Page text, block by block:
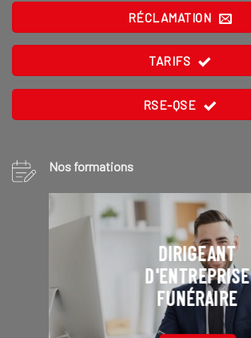
RÉCLAMATION
TARIFS
RSE-QSE
Nos formations
DIRIGEANT
D'ENTREPRISE
FUNÉRAIRE